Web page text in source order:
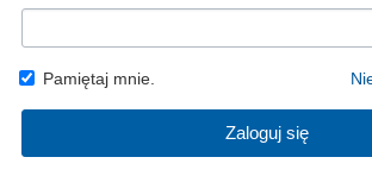
Pamiętaj mnie.
Zaloguj się